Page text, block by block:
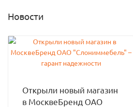
Новости
Открыли новый магазин
в МосквеБренд ОАО